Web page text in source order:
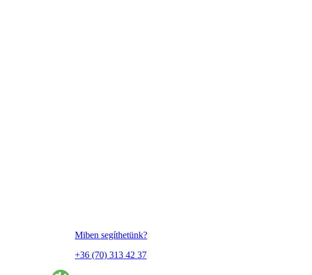
Miben segíthetünk?
+36 (70) 313 42 37